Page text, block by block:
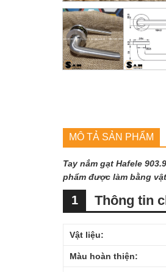
MÔ TẢ SẢN PHẨM
Tay nắm gạt Hafele
phẩm được làm bằng
Thông tin
1
Vật liệu:
Màu hoàn thiện: